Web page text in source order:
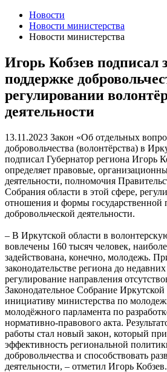
Новости
Новости министерства
Новости министерства
Игорь Кобзев подписал
поддержке
регулировании
деятельности
13.11.2023 Закон «Об отдельных
добровольчества (волонтёрства) в
подписал Губернатор региона Игорь
определяет правовые,
деятельности, полномочия
Собрания области в этой сфере,
отношения и формы государственной
добровольческой деятельности.
– В Иркутской области в
вовлечены 160 тысяч человек,
задействована, конечно, молодежь.
законодательстве региона до
регулирование направления
Законодательное Собрание
инициативу министерства по
молодёжного парламента по
нормативно-правового акта.
работы стал новый закон, который
эффективность региональной
добровольчества и способствовать
деятельности, – отметил Игорь Кобзев.